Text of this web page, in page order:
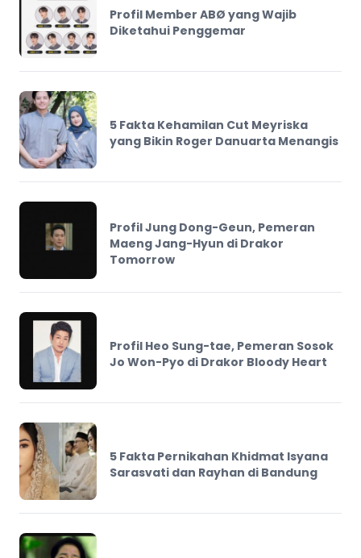
Profil Member ABØ yang Wajib
Diketahui Penggemar
5 Fakta Kehamilan Cut Meyriska
yang Bikin Roger Danuarta Menangis
Profil Jung Dong-Geun, Pemeran
Maeng Jang-Hyun di Drakor
Tomorrow
Profil Heo Sung-tae, Pemeran Sosok
Jo Won-Pyo di Drakor Bloody Heart
5 Fakta Pernikahan Khidmat Isyana
Sarasvati dan Rayhan di Bandung